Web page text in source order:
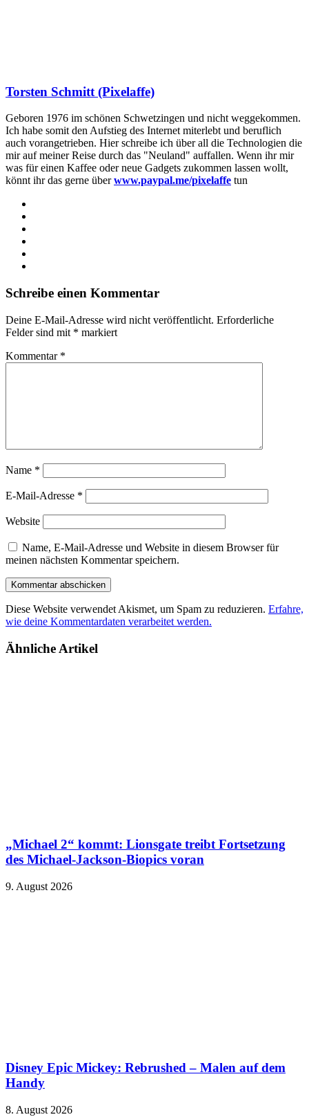
Torsten Schmitt (Pixelaffe)
Geboren 1976 im schönen Schwetzingen und nicht weggekommen.
Ich habe somit den Aufstieg des Internet miterlebt und beruflich
auch vorangetrieben. Hier schreibe ich über all die Technologien die
mir auf meiner Reise durch das "Neuland" auffallen. Wenn ihr mir
was für einen Kaffee oder neue Gadgets zukommen lassen wollt,
könnt ihr das gerne überwww.paypal.me/pixelaffe tun
Schreibe einen Kommentar
Deine E-Mail-Adresse wird nicht veröffentlicht. Erforderliche
Felder sind mit * markiert
Kommentar *
Name *
E-Mail-Adresse *
Website
Name, E-Mail-Adresse und Website in diesem Browser für
meinen nächsten Kommentar speichern.
Diese Website verwendet Akismet, um Spam zu reduzieren. Erfahre,
wie deine Kommentardaten verarbeitet werden.
Ähnliche Artikel
„Michael 2“ kommt: Lionsgate treibt Fortsetzung
des Michael-Jackson-Biopics voran
9. August 2026
Disney Epic Mickey: Rebrushed – Malen auf dem
Handy
8. August 2026